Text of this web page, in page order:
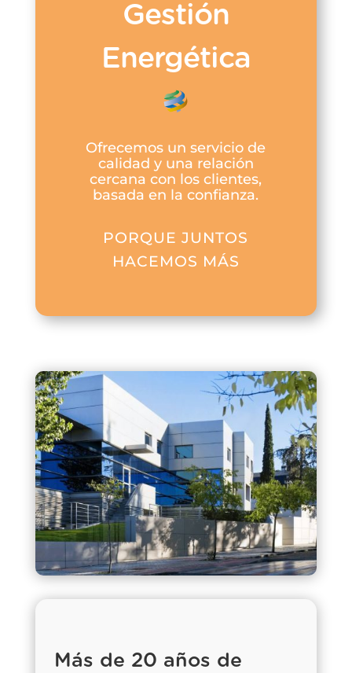
Gestión
Energética
Ofrecemos un servicio de
calidad y una relación
cercana con los clientes,
basada en la confianza.
PORQUE JUNTOS
HACEMOS MÁS
Más de 20 años de